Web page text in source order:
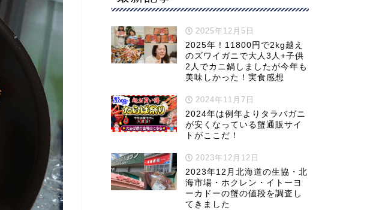
2025年12月5日
2025年！11800円で2kg越え
のズワイガニで大人3人+子供
2人でカニ鍋しましたが今年も
美味しかった！実食感想
2024年11月7日
2024年は例年よりタラバガニ
が安くなっている蟹通販サイ
トがここだ！
2023年12月12日
2023年12月北海道の生協・北
海市場・ホクレン・イトーヨ
ーカドーの蟹の値段を調査し
てきました